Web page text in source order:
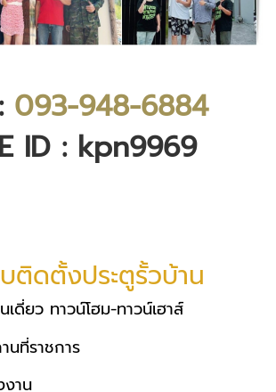
093-948-6884
ID : kpn9969
ติดตั้งประตูรั้วบ้าน
เดี่ยว ทาวน์โฮม-ทาวน์เฮาส์
นที่ราชการ
งาน